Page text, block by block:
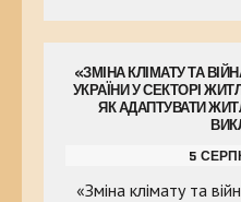
«ЗМІНА КЛІМАТУ ТА
УКРАЇНИ У СЕКТОРІ
ЯК АДАПТУВАТИ
5
«Зміна клімату та